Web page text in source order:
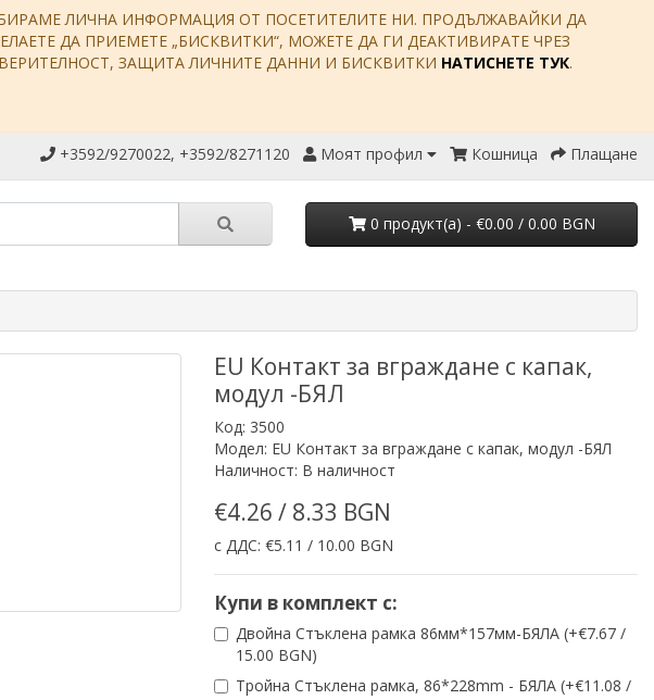
ЛИЧНА ИНФОРМАЦИЯ ОТ ПОСЕТИТЕЛИТЕ НИ. ПРОДЪЛЖАВАЙКИ ДА
ДА ПРИЕМЕТЕ „БИСКВИТКИ“, МОЖЕТЕ ДА ГИ ДЕАКТИВИРАТЕ ЧРЕЗ
ЗАЩИТА ЛИЧНИТЕ ДАННИ И БИСКВИТКИ НАТИСНЕТЕ ТУК.
+3592/9270022, +3592/8271120 Моят профил Кошница Плащане
0 продукт(a) - €0.00 / 0.00 BGN
EU Контакт за вграждане с капак,
модул -БЯЛ
Код: 3500
Модел: EU Контакт за вграждане с капак, модул -БЯЛ
Наличност: В наличност
€4.26 / 8.33 BGN
с ДДС: €5.11 / 10.00 BGN
Купи в комплект с:
Двойна Стъклена рамка 86мм*157мм-БЯЛА (+€7.67 /
15.00 BGN)
Тройна Стъклена рамка, 86*228mm - БЯЛА (+€11.08 /